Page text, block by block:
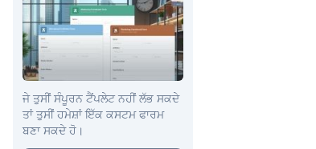
ਜੇ ਤੁਸੀਂ ਸੰਪੂਰਨ ਟੈਂਪਲੇਟ ਨਹੀਂ ਲੱਭ ਸਕਦੇ
ਤਾਂ ਤੁਸੀਂ ਹਮੇਸ਼ਾਂ ਇੱਕ ਕਸਟਮ ਫਾਰਮ
ਬਣਾ ਸਕਦੇ ਹੋ।